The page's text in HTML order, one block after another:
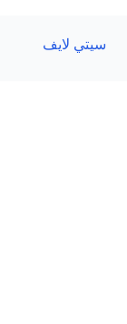
سيتي لايف